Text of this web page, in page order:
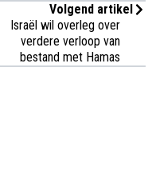
Volgend artikel
Israël wil overleg over
verdere verloop van
bestand met Hamas